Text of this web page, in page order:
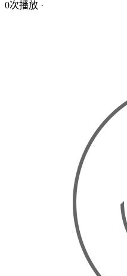
0次播放 ·